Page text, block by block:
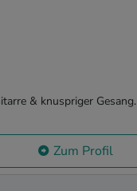
& knuspriger Gesang.
Zum Profil